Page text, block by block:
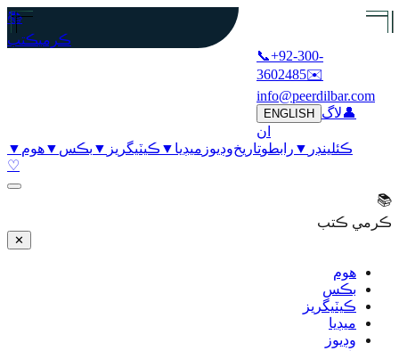
📚
ڪرميڪتب
📞+92-300-
3602485✉️
info@peerdilbar.com
ENGLISH 👤لاگ
ان
هوم ▼ بڪس ▼ ڪيٽيگريز ▼ ميڊيا ▼ وڊيوزتاريخرابطو ڪئلينڊر ▼
♡
📚
ڪرمي ڪتب
✕
هوم
بڪس
ڪيٽيگريز
ميڊيا
وڊيوز